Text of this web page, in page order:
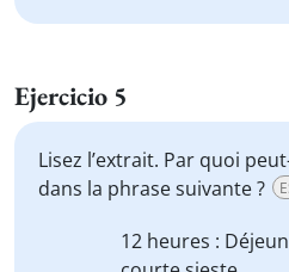
Ejercicio 5
Lisez l’extrait. Par quoi
dans la phrase suivante ?
12 heures :